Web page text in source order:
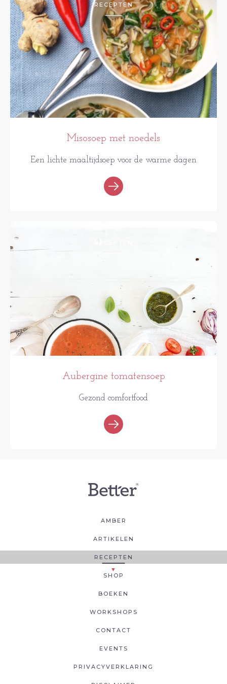
RECEPTEN
Misosoep met noedels
Een lichte maaltijdsoep voor de warme dagen
Aubergine tomatensoep
Gezond comfortfood
AMBER
ARTIKELEN
RECEPTEN
SHOP
BOEKEN
WORKSHOPS
CONTACT
EVENTS
PRIVACYVERKLARING